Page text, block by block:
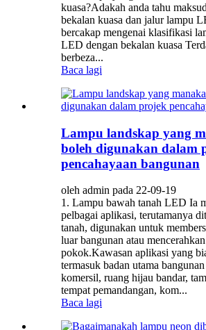
kuasa?Adakah anda tahu
bekalan kuasa dan jalur lampu
bercakap mengenai klasifikasi
LED dengan bekalan kuasa
berbeza...
Baca lagi
Lampu landskap yang
boleh digunakan dalam
pencahayaan bangunan
oleh admin pada 22-09-19
1. Lampu bawah tanah LED Ia
pelbagai aplikasi, terutamanya
tanah, digunakan untuk
luar bangunan atau mencerahkan
pokok.Kawasan aplikasi yang
termasuk badan utama
komersil, ruang hijau bandar,
tempat pemandangan, kom...
Baca lagi